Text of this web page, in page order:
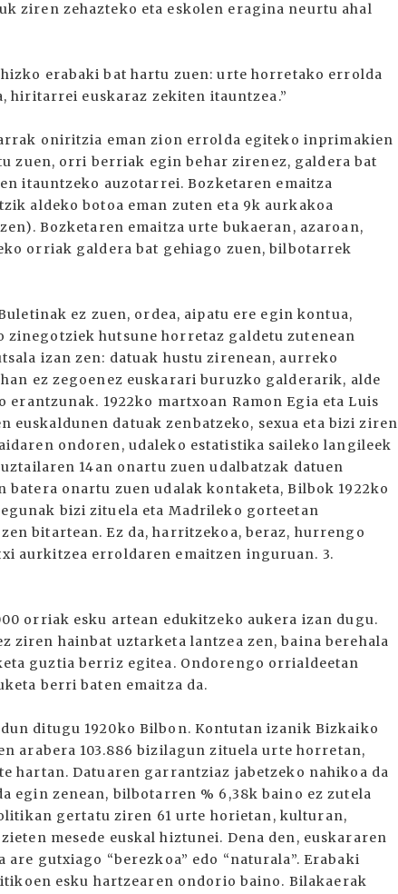
ziren zehazteko eta eskolen eragina neurtu ahal
erabaki bat hartu zuen: urte horretako errolda
hiritarrei euskaraz zekiten itauntzea.”
oniritzia eman zion errolda egiteko inprimakien
zuen, orri berriak egin behar zirenez, galdera bat
itauntzeko auzotarrei. Bozketaren emaitza
aldeko botoa eman zuten eta 9k aurkakoa
Bozketaren emaitza urte bukaeran, azaroan,
orriak galdera bat gehiago zuen, bilbotarrek
ez zuen, ordea, aipatu ere egin kontua,
zinegotziek hutsune horretaz galdetu zutenean
izan zen: datuak hustu zirenean, aurreko
ez zegoenez euskarari buruzko galderarik, alde
1922ko martxoan Ramon Egia eta Luis
euskaldunen datuak zenbatzeko, sexua eta bizi ziren
ondoren, udaleko estatistika saileko langileek
14an onartu zuen udalbatzak datuen
onartu zuen udalak kontaketa, Bilbok 1922ko
bizi zituela eta Madrileko gorteetan
bitartean. Ez da, harritzekoa, beraz, hurrengo
aurkitzea erroldaren emaitzen inguruan. 3.
orriak esku artean edukitzeko aukera izan dugu.
ziren hainbat uztarketa lantzea zen, baina berehala
guztia berriz egitea. Ondorengo orrialdeetan
berri baten emaitza da.
ditugu 1920ko Bilbon. Kontutan izanik Bizkaiko
arabera 103.886 bizilagun zituela urte horretan,
hartan. Datuaren garrantziaz jabetzeko nahikoa da
egin zenean, bilbotarren % 6,38k baino ez zutela
gertatu ziren 61 urte horietan, kulturan,
mesede euskal hiztunei. Dena den, euskararen
gutxiago “berezkoa” edo “naturala”. Erabaki
esku hartzearen ondorio baino. Bilakaerak